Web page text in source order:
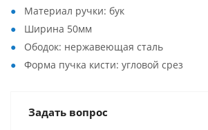
Материал ручки: бук
Ширина 50мм
Ободок: нержавеющая сталь
Форма пучка кисти: угловой срез
Задать вопрос